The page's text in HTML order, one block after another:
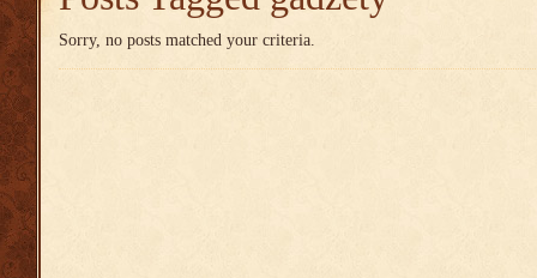
Sorry, no posts matched your criteria.